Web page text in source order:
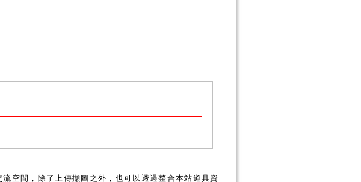
空間，除了上傳擷圖之外，也可以透過整合本站道具資